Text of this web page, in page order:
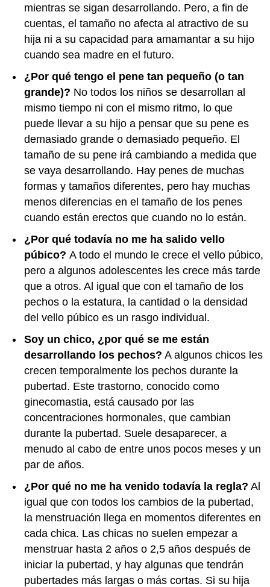
mientras se sigan desarrollando. Pero, a fin de
cuentas, el tamaño no afecta al atractivo de su
hija ni a su capacidad para amamantar a su hijo
cuando sea madre en el futuro.
¿Por qué tengo el pene tan pequeño (o tan
grande)? No todos los niños se desarrollan al
mismo tiempo ni con el mismo ritmo, lo que
puede llevar a su hijo a pensar que su pene es
demasiado grande o demasiado pequeño. El
tamaño de su pene irá cambiando a medida que
se vaya desarrollando. Hay penes de muchas
formas y tamaños diferentes, pero hay muchas
menos diferencias en el tamaño de los penes
cuando están erectos que cuando no lo están.
¿Por qué todavía no me ha salido vello
púbico? A todo el mundo le crece el vello púbico,
pero a algunos adolescentes les crece más tarde
que a otros. Al igual que con el tamaño de los
pechos o la estatura, la cantidad o la densidad
del vello púbico es un rasgo individual.
Soy un chico, ¿por qué se me están
desarrollando los pechos? A algunos chicos les
crecen temporalmente los pechos durante la
pubertad. Este trastorno, conocido como
ginecomastia, está causado por las
concentraciones hormonales, que cambian
durante la pubertad. Suele desaparecer, a
menudo al cabo de entre unos pocos meses y un
par de años.
¿Por qué no me ha venido todavía la regla? Al
igual que con todos los cambios de la pubertad,
la menstruación llega en momentos diferentes en
cada chica. Las chicas no suelen empezar a
menstruar hasta 2 años o 2,5 años después de
iniciar la pubertad, y hay algunas que tendrán
pubertades más largas o más cortas. Si su hija